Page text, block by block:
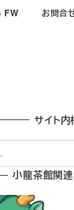
FW お問合
サイト
小龍茶館関